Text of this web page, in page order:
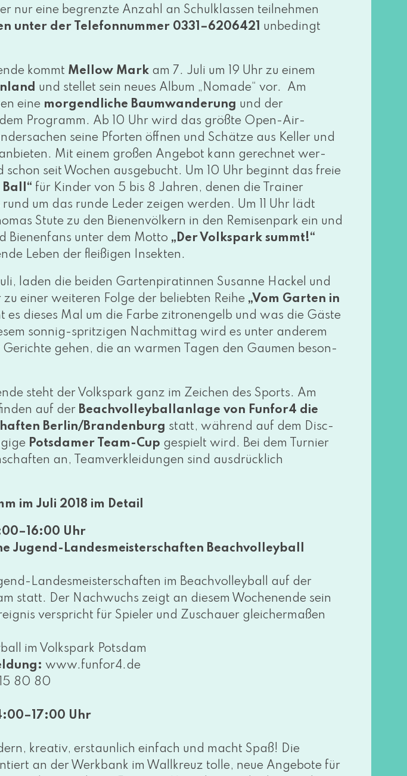
nur eine begrenz­te Anzahl an Schulklassen teil­neh­men
unter der Telefonnummer 0331–6206421 unbe­dingt
kommt Mellow Mark am 7. Juli um 19 Uhr zu einem
und stel­let sein neu­es Album „Nomade“ vor. Am
eine mor­gend­li­che Baumwanderung und der
Programm. Ab 10 Uhr wird das größ­te Open-Air-
sei­ne Pforten öff­nen und Schätze aus Keller und
Mit einem gro­ßen Angebot kann gerech­net wer­
schon seit Wochen aus­ge­bucht. Um 10 Uhr beginnt das freie
Ball“ für Kinder von 5 bis 8 Jahren, denen die Trainer
rund um das run­de Leder zei­gen wer­den. Um 11 Uhr lädt
Stute zu den Bienenvölkern in den Remisenpark ein und
Bienenfans unter dem Motto „Der Volkspark summt!“
Leben der flei­ßi­gen Insekten.
laden die bei­den Gartenpiratinnen Susanne Hackel und
zu einer wei­te­ren Folge der belieb­ten Reihe „Vom Garten in
es die­ses Mal um die Farbe zitro­nen­gelb und was die Gäste
son­nig-sprit­zi­gen Nachmittag wird es unter ande­rem
gehen, die an war­men Tagen den Gaumen beson­
steht der Volkspark ganz im Zeichen des Sports. Am
auf der Beachvolleyballanlage von Funfor4 die
Berlin/Brandenburg statt, wäh­rend auf dem Disc-
Potsdamer Team-Cup gespielt wird. Bei dem Turnier
an, Teamverkleidungen sind aus­drück­lich
im Juli 2018 im Detail
Uhr
Jugend-Landesmeisterschaften Beachvolleyball
Landesmeisterschaften im Beachvolleyball auf der
statt. Der Nachwuchs zeigt an die­sem Wochenende sein
ver­spricht für Spieler und Zuschauer glei­cher­ma­ßen
im Volkspark Potsdam
www​.fun​for4​.de
15 80 80
Uhr
krea­tiv, erstaun­lich ein­fach und macht Spaß! Die
an der Werkbank im Wallkreuz tol­le, neue Angebote für